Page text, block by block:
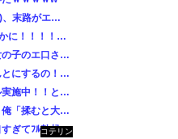
【超悲報】モーグル 上村愛子さん(38)、末路がエグい・・・・w
【ﾏｼﾞｷﾁ】av出演の“洗脳方法”が明らかに！！！！アウトだろ･･･・・
【画像】ﾊﾟﾝﾂが透けたパンスト姿の女の子のエ口さは異常ｗｗｗｗｗｗｗｗｗｗｗｗ
【衝撃】彼女「えっ、フェラってほんとにするの！？え、えぇ…！？」→結果ｗｗｗｗｗｗｗｗｗｗｗｗ
【期間限定】MGS動画が100円セール実施中！！とりあえず全部買うやろｗｗｗｗｗ
【驚愕】同期女「胸ぺたんこｗｗｗ」俺「揉むと大きくなるらしいぞ！」→結果ｗｗｗｗｗｗｗｗｗｗｗｗｗ
【画像】女の子の本気のアヘ顔がエ口すぎてﾌﾙ勃起不可避すぎると話題にｗｗｗｗｗｗｗｗｗｗｗ
コテリン